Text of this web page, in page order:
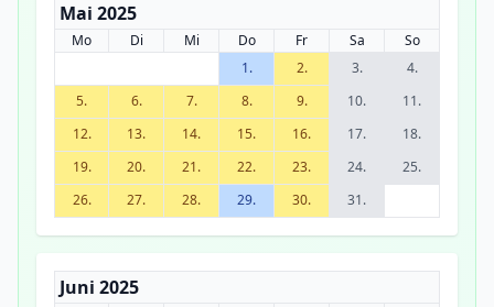
Mai 2025
Mo Di Mi Do Fr Sa
So
1.
2. 3.
4.
5.
6. 7. 8. 9. 10.
11.
12.
13. 14. 15. 16. 17.
18.
19.
20. 21. 22. 23. 24.
25.
26.
27. 28. 29. 30. 31.
Juni 2025